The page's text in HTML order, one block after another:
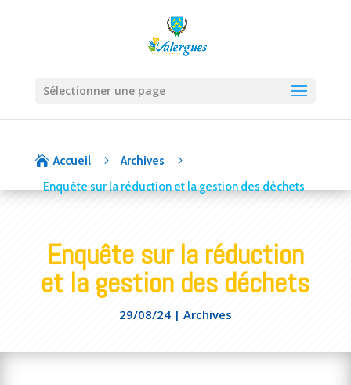
Sélectionner une page
 Accueil 5 Archives
5
Enquête sur la réduction et la gestion des déchets
Enquête sur la réduction
et la gestion des déchets
29/08/24| Archives